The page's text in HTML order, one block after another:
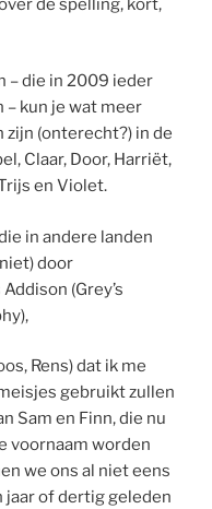
de spelling, kort,
– die in 2009 ieder
– kun je wat meer
(onterecht?) in de
Claar, Door, Harriët,
en Violet.
in andere landen
door
(Grey’s
Rens) dat ik me
gebruikt zullen
Sam en Finn, die nu
voornaam worden
we ons al niet eens
of dertig geleden